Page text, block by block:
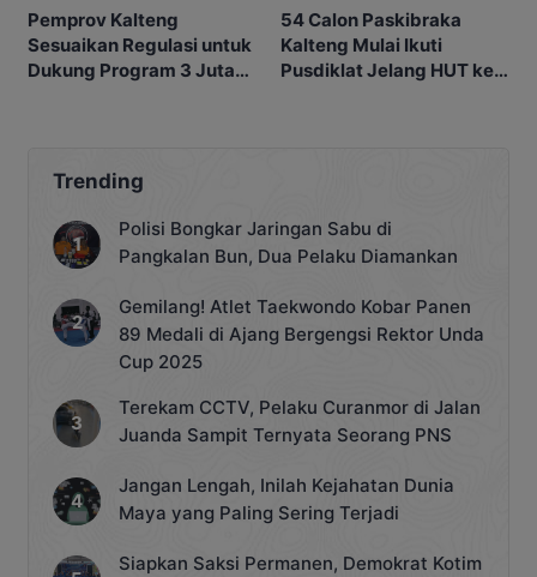
Pemprov Kalteng
Sesuaikan Regulasi untuk
Dukung Program 3 Juta
54 Calon Paskibraka
Kalteng Mulai Ikuti
Pusdiklat Jelang HUT ke-
Trending
Polisi Bongkar Jaringan Sabu di
Pangkalan Bun, Dua Pelaku Diamankan
Gemilang! Atlet Taekwondo Kobar Panen
89 Medali di Ajang Bergengsi Rektor Unda
Cup 2025
Terekam CCTV, Pelaku Curanmor di Jalan
Juanda Sampit Ternyata Seorang PNS
Jangan Lengah, Inilah Kejahatan Dunia
Maya yang Paling Sering Terjadi
Siapkan Saksi Permanen, Demokrat Kotim